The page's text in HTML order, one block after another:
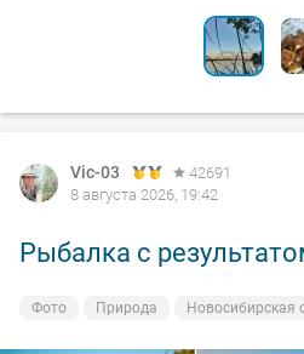
Vic-03
42691
8 августа 2026, 19:42
Рыбалка с
Фото Природа Новосибирская